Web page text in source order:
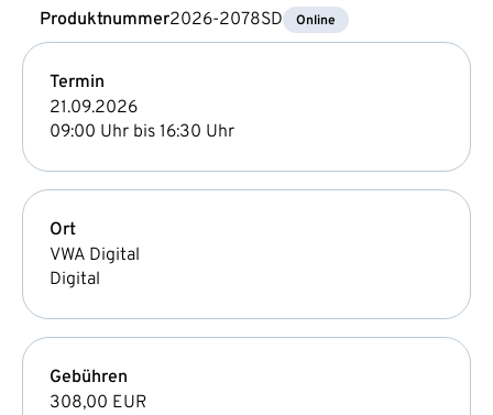
Produktnummer2026-2078SD Online
Termin
21.09.2026
09:00 Uhr bis 16:30 Uhr
Ort
VWA Digital
Digital
Gebühren
308,00 EUR